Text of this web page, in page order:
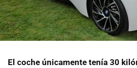
El coche únicamente tenía 30